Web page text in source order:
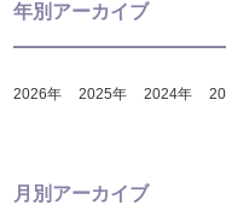
年別アーカイブ
2026年 2025年 2024年
月別アーカイブ